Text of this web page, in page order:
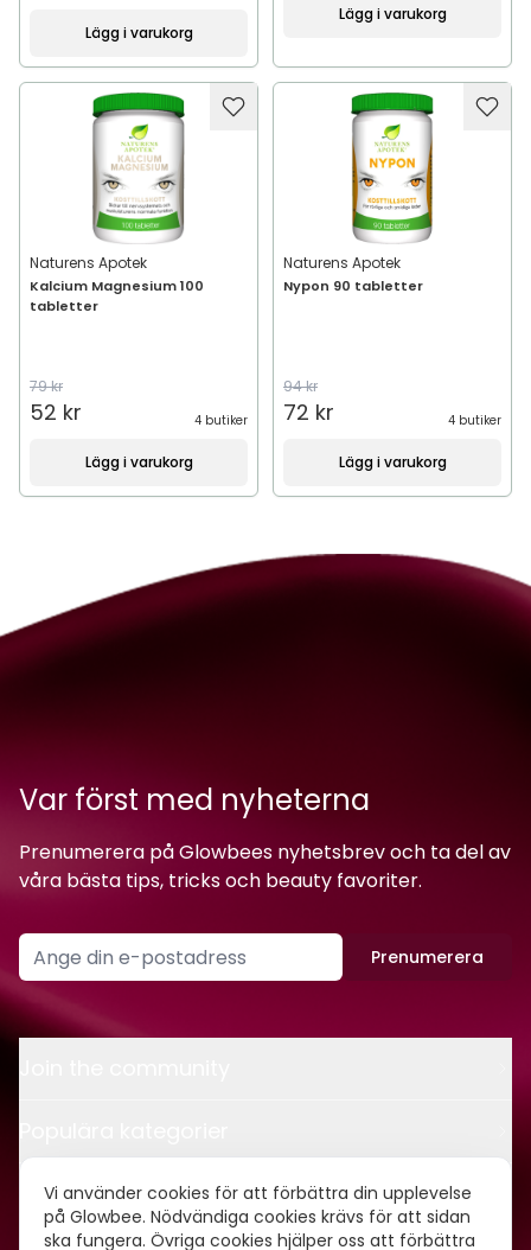
Vi använder cookies för att förbättra din upplevelse
på Glowbee. Nödvändiga cookies krävs för att sidan
ska fungera. Övriga cookies hjälper oss att förbättra
Lägg i varukorg
Lägg i varukorg
Naturens Apotek
Kalcium Magnesium 100
tabletter
79 kr
52 kr 4 butiker
Lägg i varukorg
Naturens Apotek
Nypon 90 tabletter
94 kr
72 kr 4 butiker
Lägg i varukorg
Var först med nyheterna
Prenumerera på Glowbees nyhetsbrev och ta del av
våra bästa tips, tricks och beauty favoriter.
Prenumerera
Kontakt